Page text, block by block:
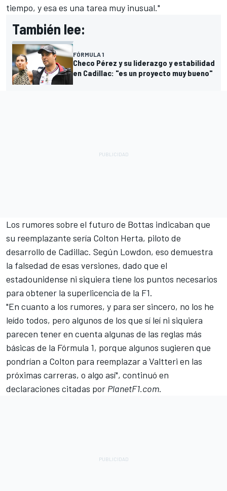
tiempo, y esa es una tarea muy inusual."
También lee:
FÓRMULA 1
Checo Pérez y su liderazgo y estabilidad
en Cadillac: "es un proyecto muy bueno"
Los rumores sobre el futuro de Bottas indicaban que
su reemplazante sería Colton Herta, piloto de
desarrollo de Cadillac. Según Lowdon, eso demuestra
la falsedad de esas versiones, dado que el
estadounidense ni siquiera tiene los puntos necesarios
para obtener la superlicencia de la F1.
"En cuanto a los rumores, y para ser sincero, no los he
leído todos, pero algunos de los que sí leí ni siquiera
parecen tener en cuenta algunas de las reglas más
básicas de la Fórmula 1, porque algunos sugieren que
pondrían a Colton para reemplazar a Valtteri en las
próximas carreras, o algo así", continuó en
declaraciones citadas por PlanetF1.com.